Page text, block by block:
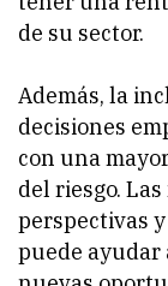
de su sector.
Además, la
decisiones
con una
del riesgo.
perspectivas
puede ayudar